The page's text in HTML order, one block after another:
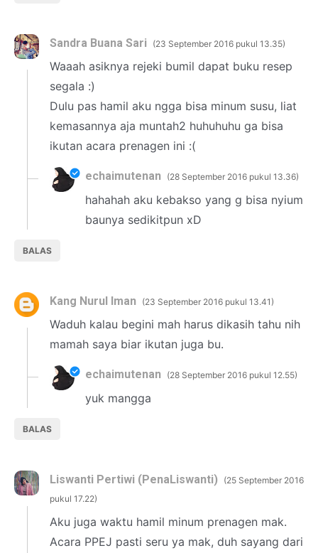
Sandra Buana Sari 23 September 2016 pukul 13.35
Waaah asiknya rejeki bumil dapat buku resep
segala :)
Dulu pas hamil aku ngga bisa minum susu, liat
kemasannya aja muntah2 huhuhuhu ga bisa
ikutan acara prenagen ini :(
BALAS
echaimutenan 28 September 2016 pukul 13.36
hahahah aku kebakso yang g bisa nyium
baunya sedikitpun xD
Kang Nurul Iman 23 September 2016 pukul 13.41
Waduh kalau begini mah harus dikasih tahu nih
mamah saya biar ikutan juga bu.
BALAS
echaimutenan 28 September 2016 pukul 12.55
yuk mangga
Liswanti Pertiwi (PenaLiswanti)
25 September 2016
pukul 17.22
Aku juga waktu hamil minum prenagen mak.
Acara PPEJ pasti seru ya mak, duh sayang dari